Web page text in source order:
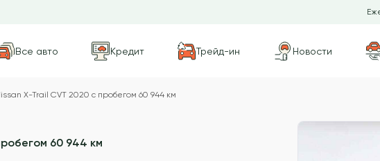
Все авто Кредит Трейд-ин Новости
X-Trail CVT 2020 с пробегом 60 944 км
60 944 км